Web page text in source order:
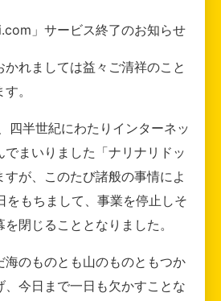
」サービス終了のお知らせ
れましては益々ご清祥のこと
。
四半世紀にわたりインターネッ
でまいりました「ナリナリドッ
すが、このたび諸般の事情によ
をもちまして、事業を停止しそ
閉じることとなりました。
海のものとも山のものともつか
、今日まで一日も欠かすことな